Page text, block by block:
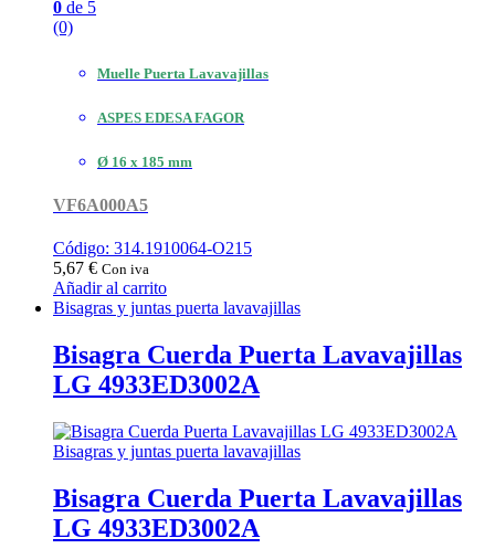
0 de 5
(0)
Muelle Puerta Lavavajillas
ASPES EDESA FAGOR
Ø 16 x 185 mm
VF6A000A5
Código: 314.1910064-O215
5,67 € Con iva
Añadir al carrito
Bisagras y juntas puerta lavavajillas
Bisagra Cuerda Puerta Lavavajillas
LG 4933ED3002A
Bisagras y juntas puerta lavavajillas
Bisagra Cuerda Puerta Lavavajillas
LG 4933ED3002A